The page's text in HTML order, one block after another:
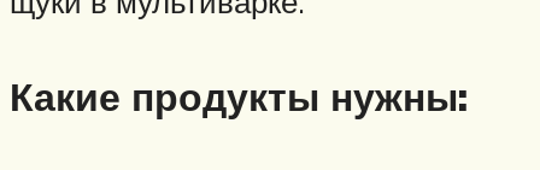
Какие продукты нужны: